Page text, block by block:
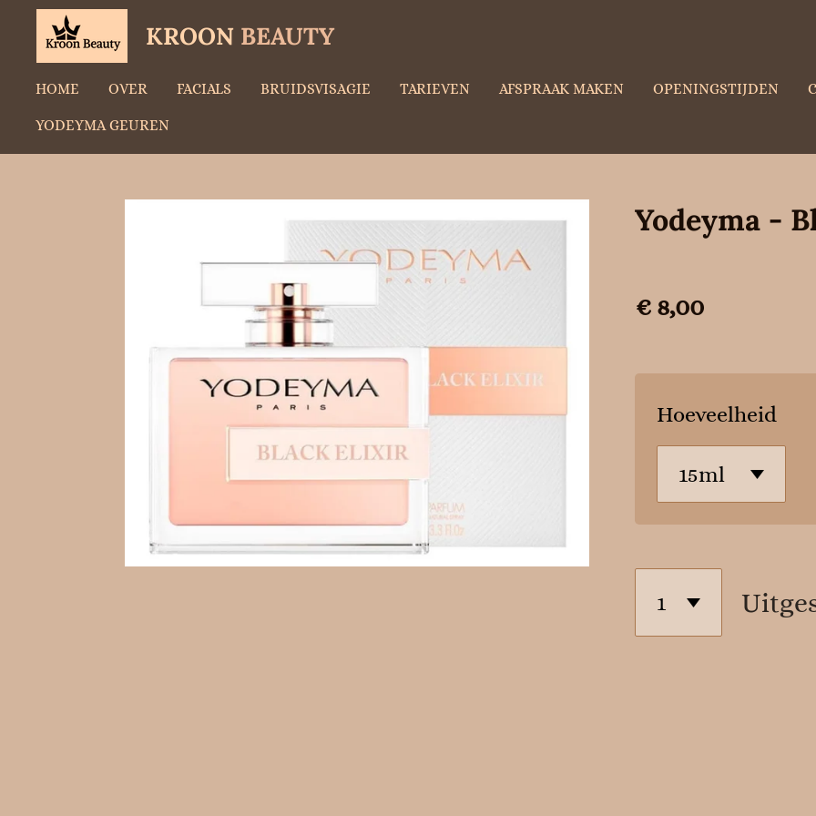
direct
KROON BEAUTY
HOME OVER FACIALS BRUIDSVISAGIE TARIEVEN AFSPRAAK MAKEN OPENINGSTIJDEN
YODEYMA GEUREN
Yodeyma -
€ 8,00
Hoeveelheid